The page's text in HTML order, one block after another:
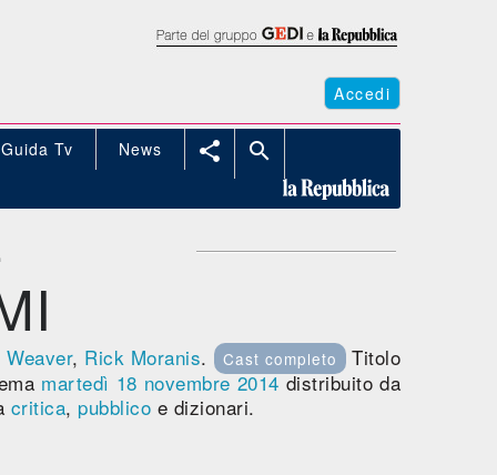
Accedi
Guida Tv News  
, Rick Moranis. Cast completo Titolo
martedì 18 novembre 2014distribuito da
critica, pubblico e dizionari.